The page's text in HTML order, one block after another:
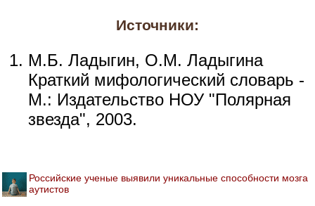
Источники:
М.Б. Ладыгин, О.М. Ладыгина
Краткий мифологический словарь -
М.: Издательство НОУ "Полярная
звезда", 2003.
Российские ученые выявили уникальные способности мозга
аутистов